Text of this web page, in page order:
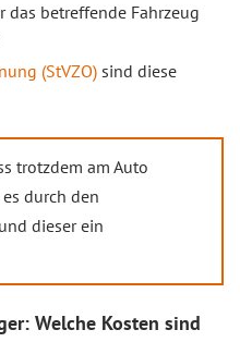
das betreffende Fahrzeug
(StVZO) sind diese
trotzdem am Auto
durch den
dieser ein
Welche Kosten sind